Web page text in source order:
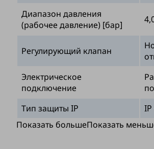
Диапазон давления
(рабочее давление) [бар]
Регулирующий клапан
Электрическое
подключение
Тип защиты IP
IP
Показать большеПоказать